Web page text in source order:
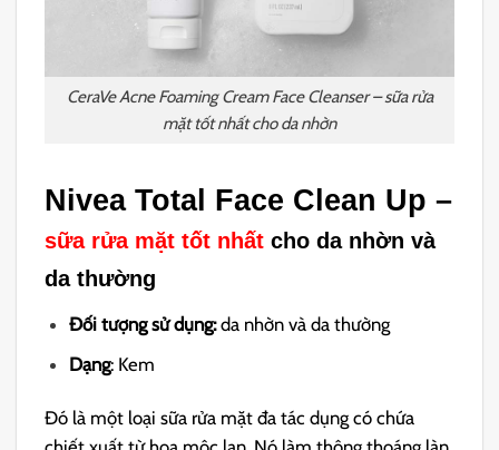
CeraVe Acne Foaming Cream Face Cleanser – sữa rửa
mặt tốt nhất cho da nhờn
Nivea Total Face Clean Up –
sữa rửa mặt tốt nhất cho da nhờn và
da thường
Đối tượng sử dụng:da nhờn và da thường
Dạng: Kem
Đó là một loại sữa rửa mặt đa tác dụng có chứa